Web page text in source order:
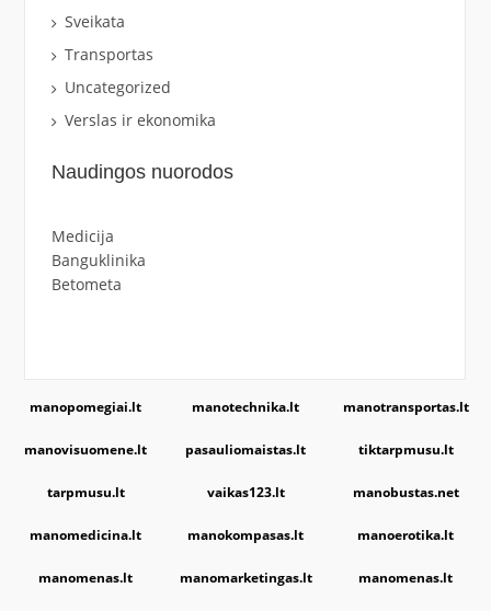
Sveikata
Transportas
Uncategorized
Verslas ir ekonomika
Naudingos nuorodos
Medicija
Banguklinika
Betometa
manopomegiai.lt manotechnika.lt manotransportas.lt
manovisuomene.lt pasauliomaistas.lt tiktarpmusu.lt
tarpmusu.lt vaikas123.lt manobustas.net
manomedicina.lt manokompasas.lt manoerotika.lt
manomenas.lt manomarketingas.lt manomenas.lt